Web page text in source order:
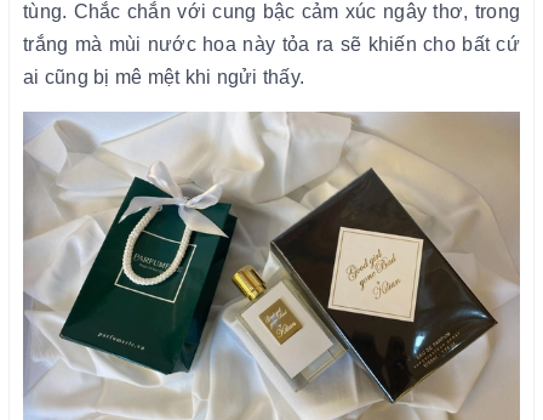
tùng. Chắc chắn với cung bậc cảm xúc ngây thơ, trong
trắng mà mùi nước hoa này tỏa ra sẽ khiến cho bất cứ
ai cũng bị mê mệt khi ngửi thấy.